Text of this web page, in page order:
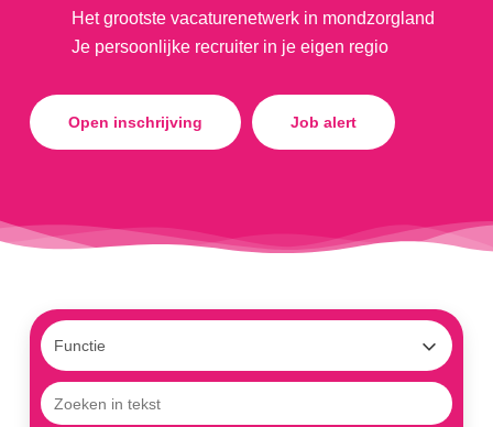
Het grootste vacaturenetwerk in mondzorgland
Je persoonlijke recruiter in je eigen regio
Open inschrijving Job alert